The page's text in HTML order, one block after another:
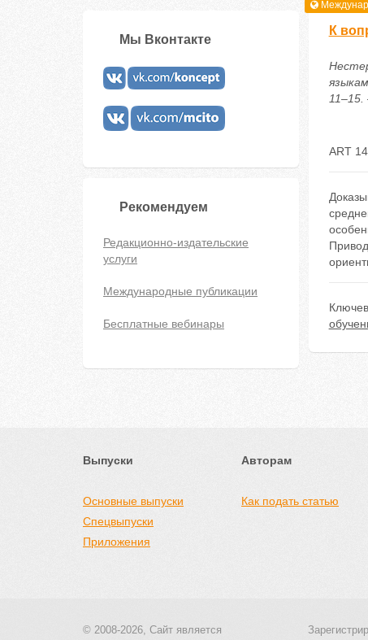
Мы Вконтакте
Рекомендуем
Редакционно-издательские
услуги
Международные публикации
Бесплатные вебинары
К
ART
Выпуски
Основные выпуски
Спецвыпуски
Приложения
Авторам
Как подать статью
© 2008-2026, Сайт является